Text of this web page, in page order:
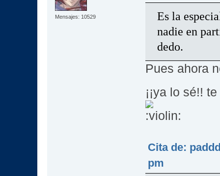
Mensajes: 10529
Es la
nadie en
dedo.
Pues ahora
¡¡ya lo sé!!
Cita de:
pm